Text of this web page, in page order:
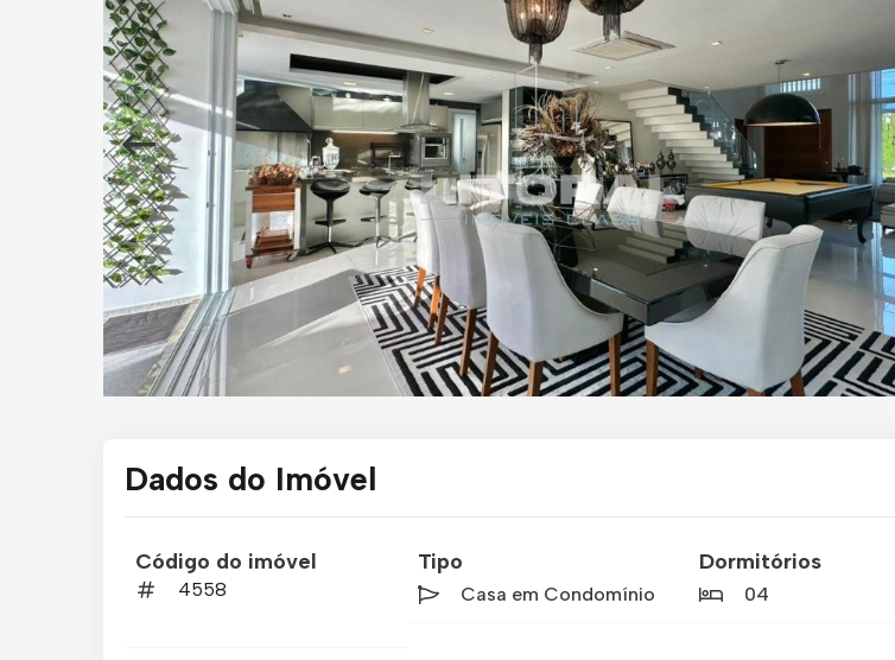
Dados do Imóvel
Código do imóvel
4558
Tipo
Casa em Condomínio
Dormitórios
04